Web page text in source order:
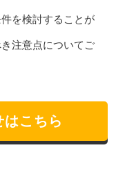
を検討することが
注意点についてご
こちら